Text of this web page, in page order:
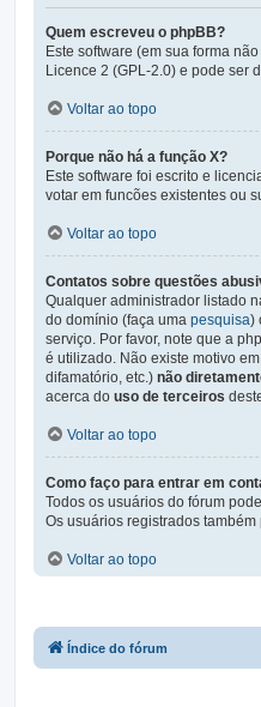
Quem escreveu o phpBB?
Este software (em sua forma
Licence 2 (GPL-2.0) e pode ser
Voltar ao topo
Porque não há a função X?
Este software foi escrito e
votar em funcões existentes ou
Voltar ao topo
Contatos sobre questões
Qualquer administrador listado
do domínio (faça uma pesquisa)
serviço. Por favor, note que a
é utilizado. Não existe motivo
difamatório, etc.) não
acerca do uso de terceiros
Voltar ao topo
Como faço para entrar em
Todos os usuários do fórum
Os usuários registrados também
Voltar ao topo
Índice do fórum